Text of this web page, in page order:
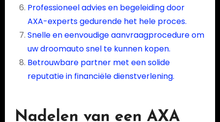
Professioneel advies en begeleiding door
AXA-experts gedurende het hele proces.
Snelle en eenvoudige aanvraagprocedure om
uw droomauto snel te kunnen kopen.
Betrouwbare partner met een solide
reputatie in financiële dienstverlening.
Nadelen van een AXA